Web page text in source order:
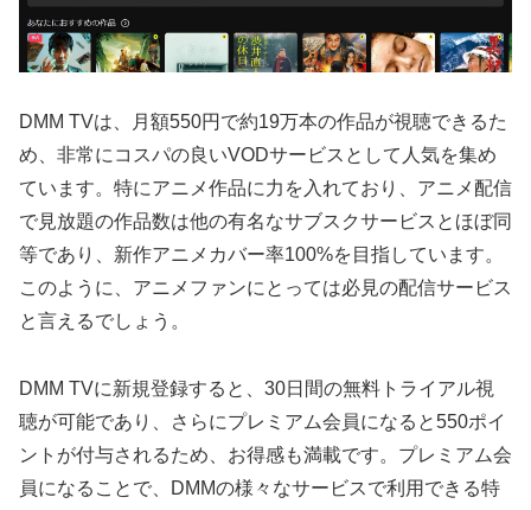
DMM TVは、月額550円で約19万本の作品が視聴できるた
め、非常にコスパの良いVODサービスとして人気を集め
ています。特にアニメ作品に力を入れており、アニメ配信
で見放題の作品数は他の有名なサブスクサービスとほぼ同
等であり、新作アニメカバー率100%を目指しています。
このように、アニメファンにとっては必見の配信サービス
と言えるでしょう。
DMM TVに新規登録すると、30日間の無料トライアル視
聴が可能であり、さらにプレミアム会員になると550ポイ
ントが付与されるため、お得感も満載です。プレミアム会
員になることで、DMMの様々なサービスで利用できる特